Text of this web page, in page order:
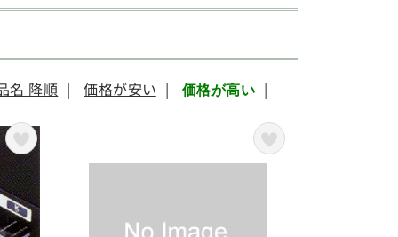
名 降順 | 価格が安い | 価格が高い |